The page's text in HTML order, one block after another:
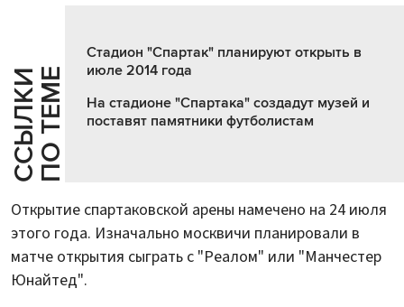
С
С
Ы
Л
К
И
П
О
Т
Е
МЕ
Стадион "Спартак" планируют открыть в
июле 2014 года
На стадионе "Спартака" создадут музей и
поставят памятники футболистам
Открытие спартаковской арены намечено на 24 июля
этого года. Изначально москвичи планировали в
матче открытия сыграть с "Реалом" или "Манчестер
Юнайтед".